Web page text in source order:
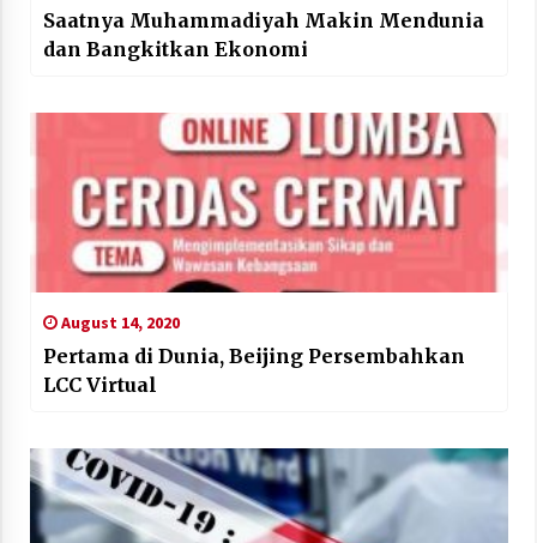
Saatnya Muhammadiyah Makin Mendunia
dan Bangkitkan Ekonomi
August 14, 2020
Pertama di Dunia, Beijing Persembahkan
LCC Virtual